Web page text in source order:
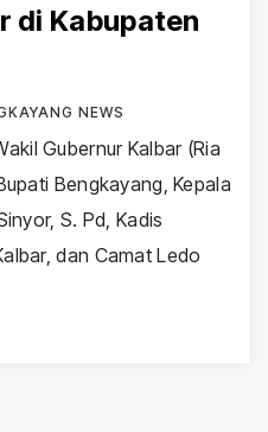
di Kabupaten
NEWS
Gubernur Kalbar (Ria
Bengkayang, Kepala
S. Pd, Kadis
dan Camat Ledo